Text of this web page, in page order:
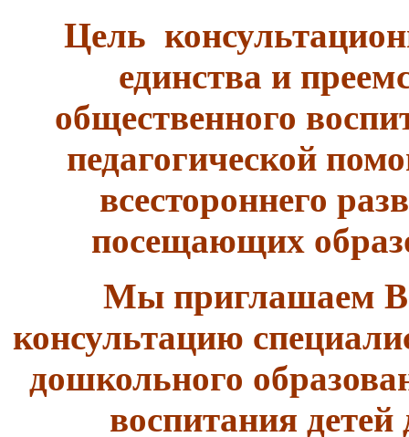
Цель
единства и
общественного
педагогической
всестороннего
посещающих
Мы приглашаем
консультацию
дошкольного
воспитания